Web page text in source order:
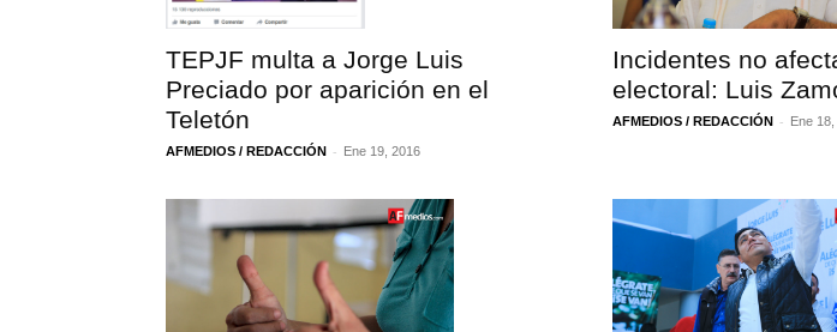
TEPJF multa a Jorge Luis
Preciado por aparición en el
Teletón
AFMEDIOS / REDACCIÓN - Ene 19, 2016
Incidentes no
electoral: Luis
AFMEDIOS / REDACCIÓN - Ene